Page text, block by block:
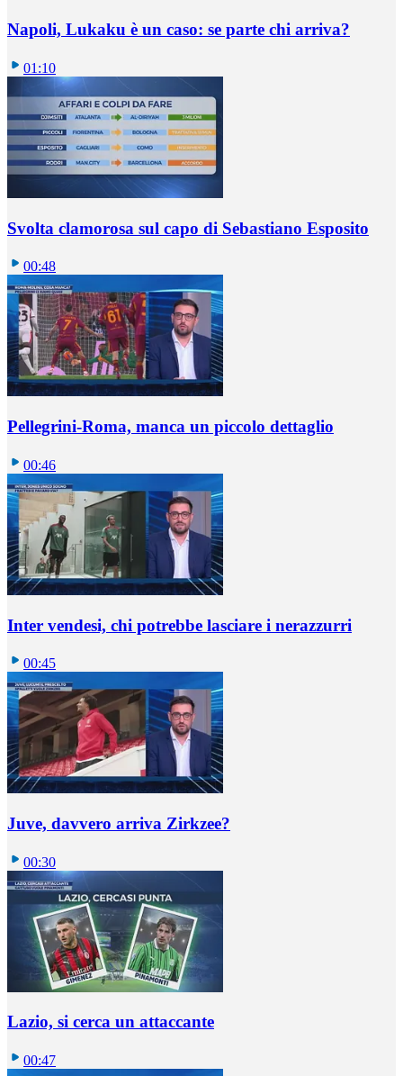
Napoli, Lukaku è un caso: se parte chi arriva?
01:10
Svolta clamorosa sul capo di Sebastiano Esposito
00:48
Pellegrini-Roma, manca un piccolo dettaglio
00:46
Inter vendesi, chi potrebbe lasciare i nerazzurri
00:45
Juve, davvero arriva Zirkzee?
00:30
Lazio, si cerca un attaccante
00:47